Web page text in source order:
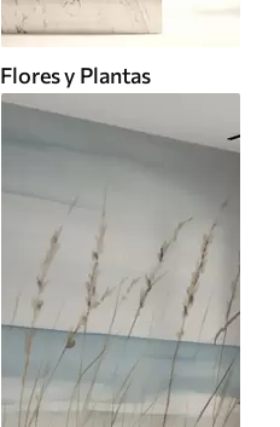
Flores y Plantas